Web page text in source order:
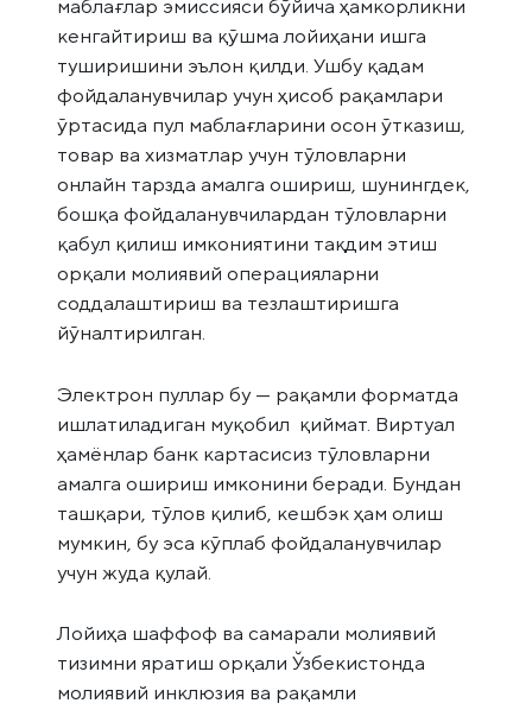
маблағлар эмиссияси бўйича ҳамкорликни
кенгайтириш ва қўшма лойиҳани ишга
туширишини эълон қилди. Ушбу қадам
фойдаланувчилар учун ҳисоб рақамлари
ўртасида пул маблағларини осон ўтказиш,
товар ва хизматлар учун тўловларни
онлайн тарзда амалга ошириш, шунингдек,
бошқа фойдаланувчилардан тўловларни
қабул қилиш имкониятини тақдим этиш
орқали молиявий операцияларни
соддалаштириш ва тезлаштиришга
йўналтирилган.
Электрон пуллар бу — рақамли форматда
ишлатиладиган муқобил қиймат. Виртуал
ҳамёнлар банк картасисиз тўловларни
амалга ошириш имконини беради. Бундан
ташқари, тўлов қилиб, кешбэк ҳам олиш
мумкин, бу эса кўплаб фойдаланувчилар
учун жуда қулай.
Лойиҳа шаффоф ва самарали молиявий
тизимни яратиш орқали Ўзбекистонда
молиявий инклюзия ва рақамли